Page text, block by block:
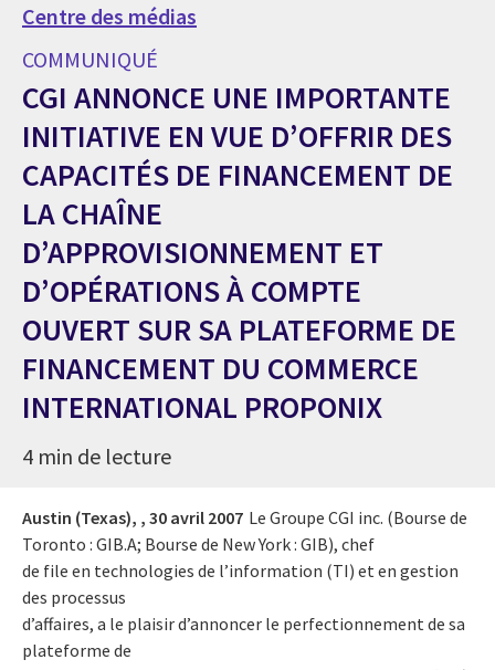
Centre des médias
COMMUNIQUÉ
CGI ANNONCE UNE IMPORTANTE
INITIATIVE EN VUE D’OFFRIR DES
CAPACITÉS DE FINANCEMENT DE
LA CHAÎNE
D’APPROVISIONNEMENT ET
D’OPÉRATIONS À COMPTE
OUVERT SUR SA PLATEFORME DE
FINANCEMENT DU COMMERCE
INTERNATIONAL PROPONIX
4 min de lecture
Austin (Texas), , 30 avril 2007 Le Groupe CGI inc. (Bourse de
Toronto : GIB.A; Bourse de New York : GIB), chef
de file en technologies de l’information (TI) et en gestion
des processus
d’affaires, a le plaisir d’annoncer le perfectionnement de sa
plateforme de